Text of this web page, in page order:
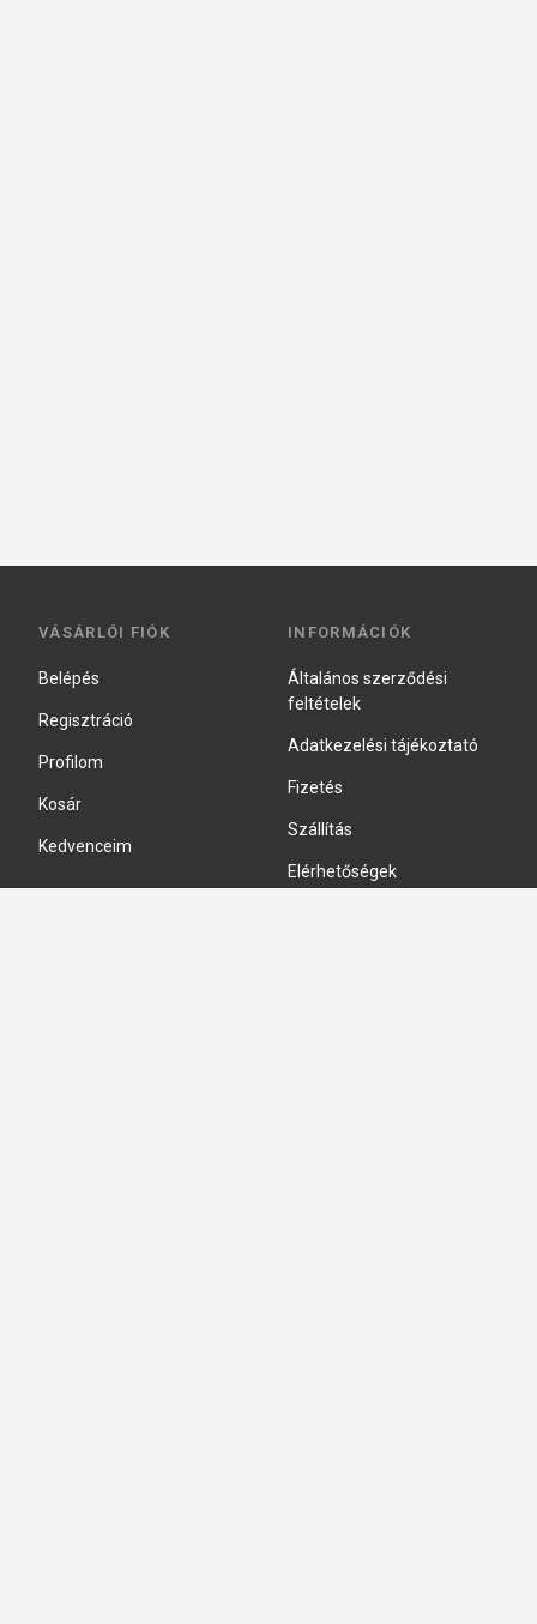
VÁSÁRLÓI FIÓK
Belépés
Regisztráció
Profilom
Kosár
Kedvenceim
INFORMÁCIÓK
Általános szerződési
feltételek
Adatkezelési tájékoztató
Fizetés
Szállítás
Elérhetőségek